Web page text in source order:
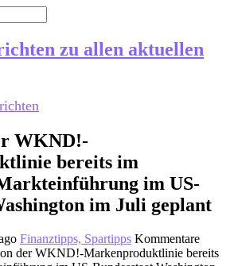
zu allen aktuellen
WKND!-
bereits im
im US-
im Juli geplant
Finanztipps, Spartipps Kommentare
der WKND!-Markenproduktlinie bereits